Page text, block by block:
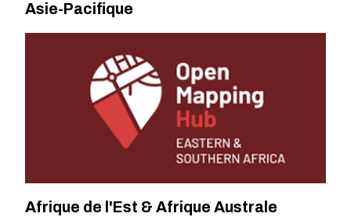
Asie-Pacifique
Afrique de l'Est & Afrique Australe